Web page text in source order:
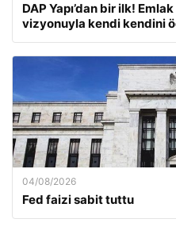
DAP Yapı’dan bir ilk!
vizyonuyla kendi kendini
04/08/2026
Fed faizi sabit tuttu